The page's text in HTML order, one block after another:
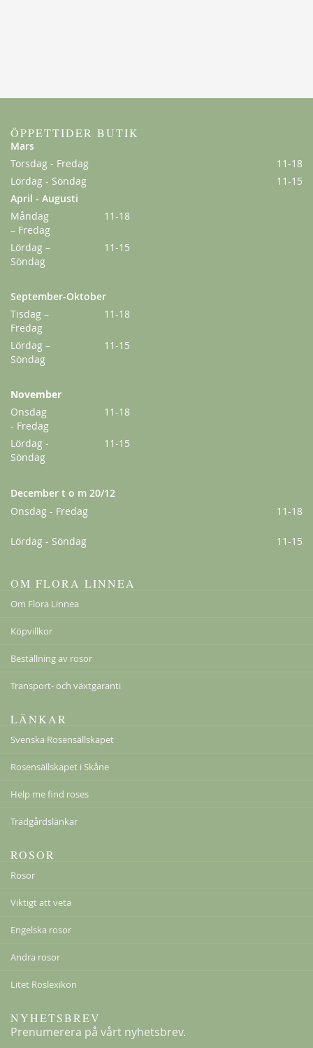
ÖPPETTIDER BUTIK
Mars
Torsdag - Fredag
11-18
Lördag - Söndag
11-15
April - Augusti
Måndag
– Fredag
11-18
Lördag –
Söndag
11-15
September-Oktober
Tisdag –
Fredag
11-18
Lördag –
Söndag
11-15
November
Onsdag
- Fredag
11-18
Lördag -
Söndag
11-15
December t o m 20/12
Onsdag - Fredag
11-18
Lördag - Söndag 11-15
OM FLORA LINNEA
Om Flora Linnea
Köpvillkor
Beställning av rosor
Transport- och växtgaranti
LÄNKAR
Svenska Rosensällskapet
Rosensällskapet i Skåne
Help me find roses
Trädgårdslänkar
ROSOR
Rosor
Viktigt att veta
Engelska rosor
Andra rosor
Litet Roslexikon
NYHETSBREV
Prenumerera på vårt nyhetsbrev.